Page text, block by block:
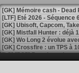
[LTF] Eté 2026 - Séquence
[GK] Mistfall Hunter : déjà
[GK] Wo Long 2 évolue
[GK] Crossfire : un TPS à
[LS] [PS5] Premiers